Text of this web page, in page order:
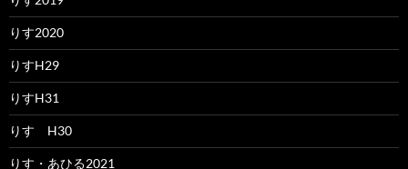
りす2020
りすH29
りすH31
りす H30
りす・あひる2021